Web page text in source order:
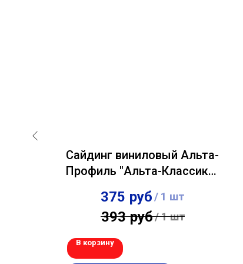
Сайдинг виниловый Альта-
Профиль "Альта-Классика"
Земляничный 0,23х3,66м
375 руб/ 1 шт
393 руб/1 шт
В корзину